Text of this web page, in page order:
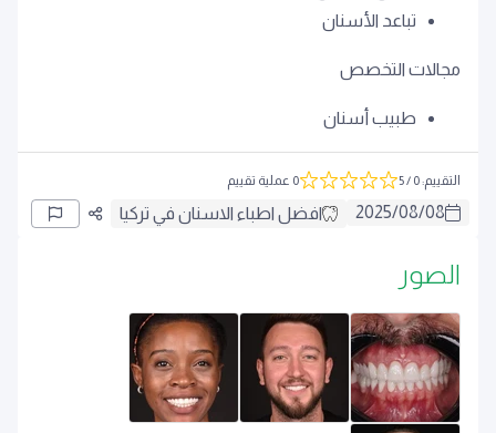
تباعد الأسنان
مجالات التخصص
طبيب أسنان
التقييم:
0
/ 5 0 عملية تقييم
2025/08/08 افضل اطباء الاسنان في تركيا
الصور